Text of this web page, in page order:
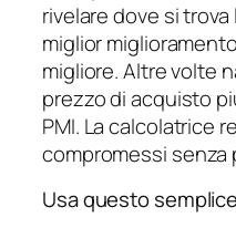
rivelare dove si trova
miglior
migliore. Altre volte
prezzo di acquisto
PMI. La calcolatrice
compromessi senza
Usa questo